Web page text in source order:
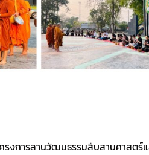
งการลานวัฒนธรรมสืบสานศาสตร์แ